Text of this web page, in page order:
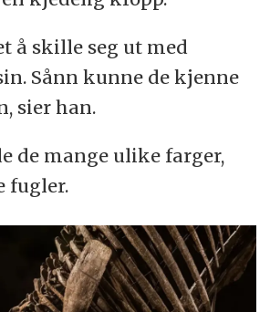
å skille seg ut med
Sånn kunne de kjenne
sier han.
de mange ulike farger,
fugler.